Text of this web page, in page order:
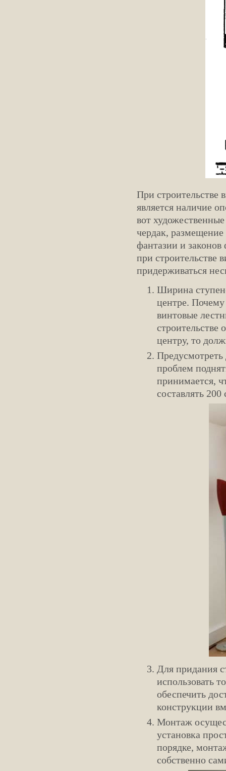
При строительстве
является наличие
вот
чердак, размещение
фантазии и
при строительстве
придерживаться
Ширина
центре. Почему
винтовые
центру, то
Предусмотреть
проблем
принимается,
составлять
Для придания
использовать
обеспечить
конструкции
Монтаж
установка
порядке,
собственно